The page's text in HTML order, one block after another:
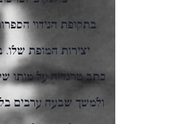
בתקופת הנידוי
ולמשך שבעה ערבים